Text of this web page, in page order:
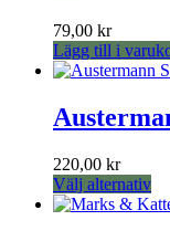
79,00 kr
Lägg till i
220,00 kr
Välj alternativDen